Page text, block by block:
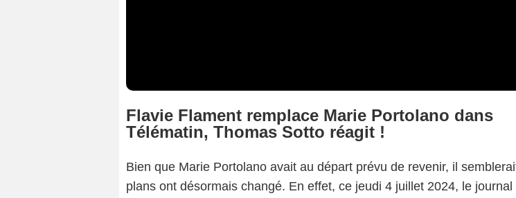
Flavie Flament remplace Marie Portolano dans
Télématin, Thomas Sotto réagit !
Bien que Marie Portolano avait au départ prévu de revenir, il
plans ont désormais changé. En effet, ce jeudi 4 juillet 2024, le journal